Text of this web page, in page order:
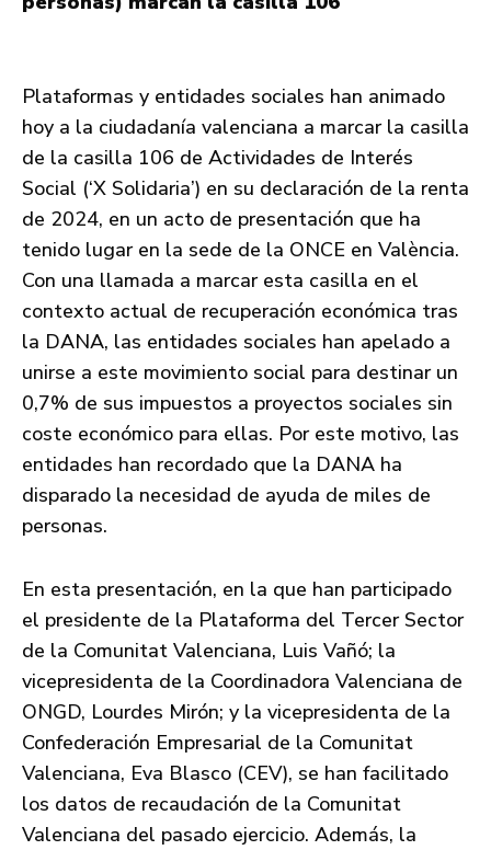
Plataformas y entidades sociales han animado
hoy a la ciudadanía valenciana a marcar la casilla
de la casilla 106 de Actividades de Interés
Social (‘X Solidaria’) en su declaración de la renta
de 2024, en un acto de presentación que ha
tenido lugar en la sede de la ONCE en València.
Con una llamada a marcar esta casilla en el
contexto actual de recuperación económica tras
la DANA, las entidades sociales han apelado a
unirse a este movimiento social para destinar un
0,7% de sus impuestos a proyectos sociales sin
coste económico para ellas. Por este motivo, las
entidades han recordado que la DANA ha
disparado la necesidad de ayuda de miles de
personas.
En esta presentación, en la que han participado
el presidente de la Plataforma del Tercer Sector
de la Comunitat Valenciana, Luis Vañó; la
vicepresidenta de la Coordinadora Valenciana de
ONGD, Lourdes Mirón; y la vicepresidenta de la
Confederación Empresarial de la Comunitat
Valenciana, Eva Blasco (CEV), se han facilitado
los datos de recaudación de la Comunitat
Valenciana del pasado ejercicio. Además, la